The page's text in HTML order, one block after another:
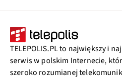
TELEPOLIS.PL to największy i
serwis w polskim Internecie,
szeroko rozumianej